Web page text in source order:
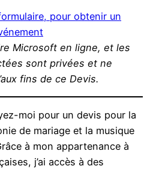
pour obtenir un
Microsoft en ligne, et les
sont privées et ne
fins de ce Devis.
moi pour un devis pour la
de mariage et la musique
à mon appartenance à
j’ai accès à des